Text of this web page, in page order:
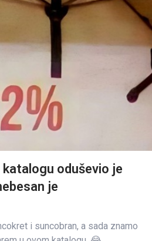
oduševio je
je
i suncobran, a sada znamo